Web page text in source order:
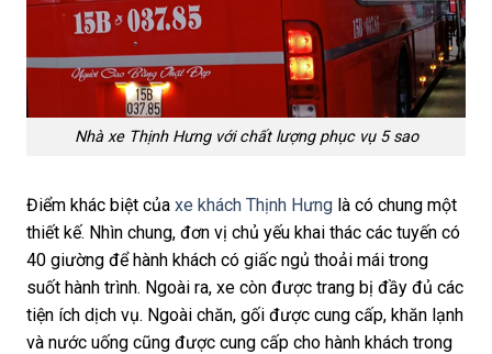
Nhà xe Thịnh Hưng với chất lượng phục vụ 5 sao
Điểm khác biệt của xe khách Thịnh Hưng là có chung một
thiết kế. Nhìn chung, đơn vị chủ yếu khai thác các tuyến có
40 giường để hành khách có giấc ngủ thoải mái trong
suốt hành trình. Ngoài ra, xe còn được trang bị đầy đủ các
tiện ích dịch vụ. Ngoài chăn, gối được cung cấp, khăn lạnh
và nước uống cũng được cung cấp cho hành khách trong